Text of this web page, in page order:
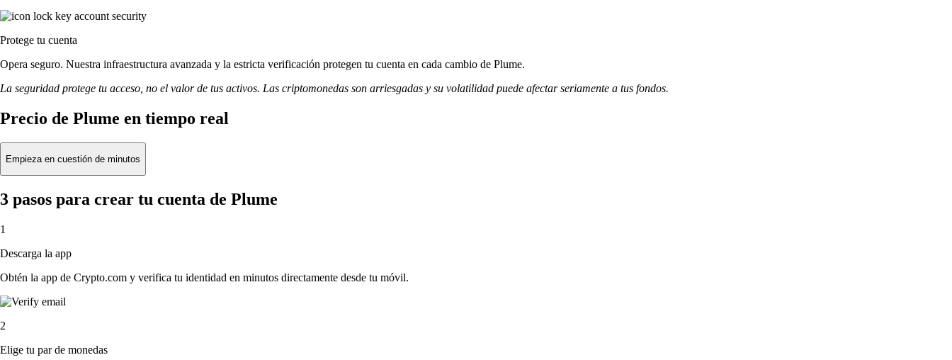
Protege tu cuenta
Opera seguro. Nuestra infraestructura avanzada y la estricta verificación protegen tu cuenta en cada cambio de Plume.
La seguridad protege tu acceso, no el valor de tus activos. Las criptomonedas son arriesgadas y su volatilidad puede afectar seriamente a tus fondos.
Precio de Plume en tiempo real
Empieza en cuestión de minutos
3 pasos para crear tu cuenta de Plume
1
Descarga la app
Obtén la app de Crypto.com y verifica tu identidad en minutos directamente desde tu móvil.
2
Elige tu par de monedas